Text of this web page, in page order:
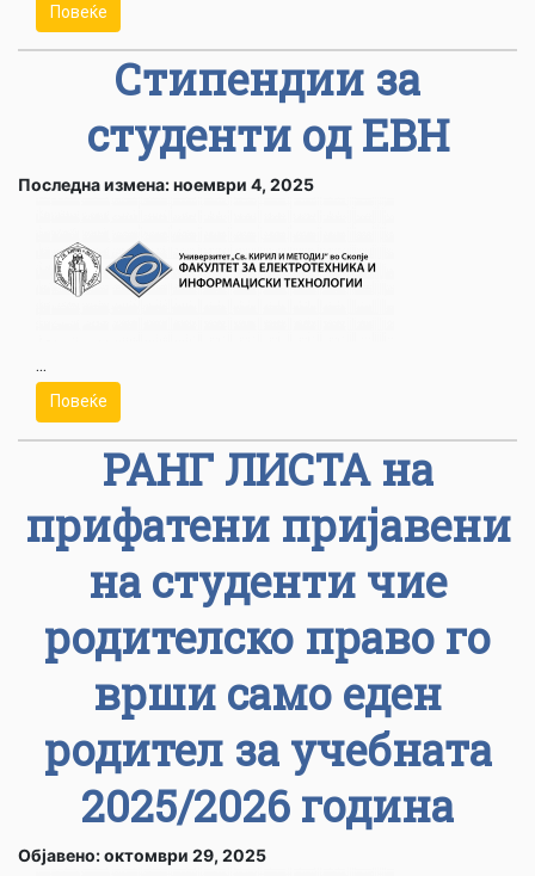
Повеќе
Стипендии за
студенти од ЕВН
Последна измена: ноември 4, 2025
...
Повеќе
РАНГ ЛИСТА на
прифатени пријавени
на студенти чие
родителско право го
врши само еден
родител за учебната
2025/2026 година
Објавено: октомври 29, 2025